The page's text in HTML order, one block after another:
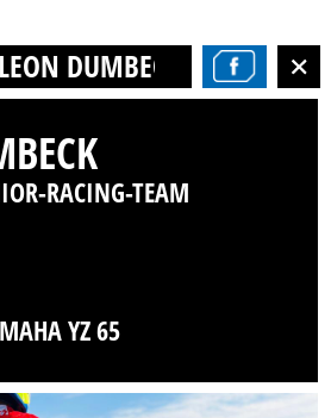
DUMBECK
RACING-TEAM
YZ 65